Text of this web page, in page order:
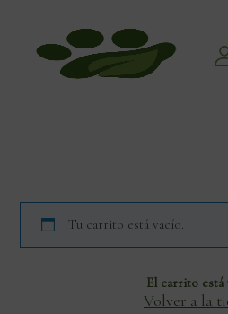
Tu carrito está vacío.
El carrito está
Volver a la